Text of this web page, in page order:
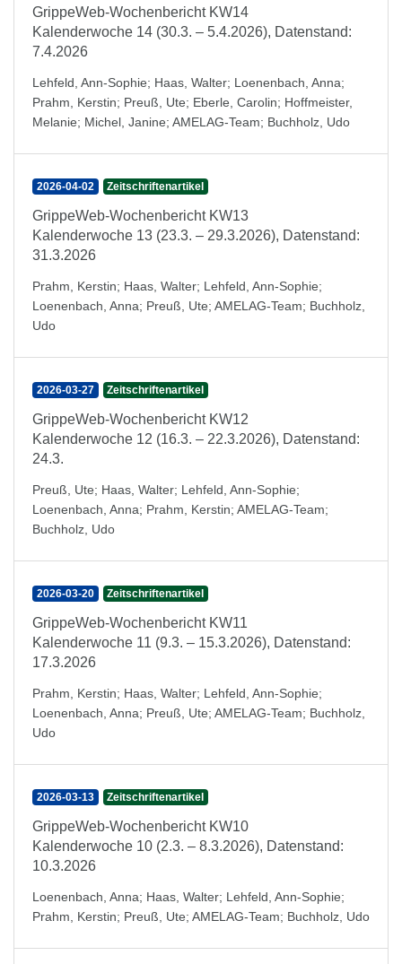
GrippeWeb-Wochenbericht KW14
Kalenderwoche 14 (30.3. – 5.4.2026), Datenstand:
7.4.2026
Lehfeld, Ann-Sophie; Haas, Walter; Loenenbach, Anna;
Prahm, Kerstin; Preuß, Ute; Eberle, Carolin; Hoffmeister,
Melanie; Michel, Janine; AMELAG-Team; Buchholz, Udo
2026-04-02 Zeitschriftenartikel
GrippeWeb-Wochenbericht KW13
Kalenderwoche 13 (23.3. – 29.3.2026), Datenstand:
31.3.2026
Prahm, Kerstin; Haas, Walter; Lehfeld, Ann-Sophie;
Loenenbach, Anna; Preuß, Ute; AMELAG-Team; Buchholz,
Udo
2026-03-27 Zeitschriftenartikel
GrippeWeb-Wochenbericht KW12
Kalenderwoche 12 (16.3. – 22.3.2026), Datenstand:
24.3.
Preuß, Ute; Haas, Walter; Lehfeld, Ann-Sophie;
Loenenbach, Anna; Prahm, Kerstin; AMELAG-Team;
Buchholz, Udo
2026-03-20 Zeitschriftenartikel
GrippeWeb-Wochenbericht KW11
Kalenderwoche 11 (9.3. – 15.3.2026), Datenstand:
17.3.2026
Prahm, Kerstin; Haas, Walter; Lehfeld, Ann-Sophie;
Loenenbach, Anna; Preuß, Ute; AMELAG-Team; Buchholz,
Udo
2026-03-13 Zeitschriftenartikel
GrippeWeb-Wochenbericht KW10
Kalenderwoche 10 (2.3. – 8.3.2026), Datenstand:
10.3.2026
Loenenbach, Anna; Haas, Walter; Lehfeld, Ann-Sophie;
Prahm, Kerstin; Preuß, Ute; AMELAG-Team; Buchholz, Udo